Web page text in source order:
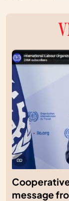
message